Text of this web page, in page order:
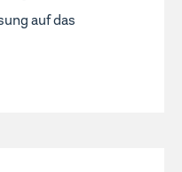
auf das